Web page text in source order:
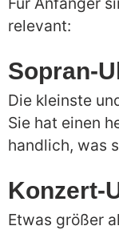
relevant:
Sopran-
Die kleinste
Sie hat einen
handlich, was
Konzert-
Etwas größer